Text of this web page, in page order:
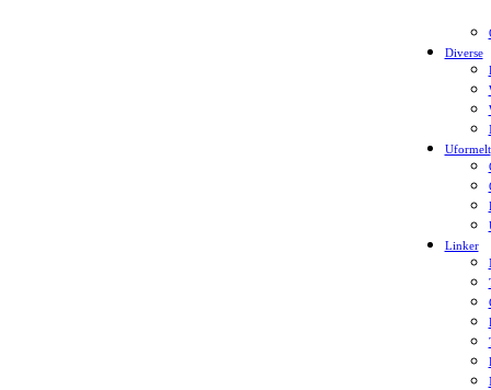
Diverse
Uformelt
Linker